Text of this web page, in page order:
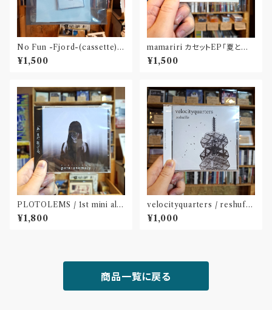
No Fun -Fjord-(cassette)
〝京都〟
¥1,500
mamariri カセットEP「夏と予
感のかけら」
¥1,500
PLOTOLEMS / 1st mini alb
um 「para?anomaly」(CD)
¥1,800
velocityquarters / reshuffl
e(CD※ダウンロードカード付
属)〝長野〟
¥1,000
商品一覧に戻る